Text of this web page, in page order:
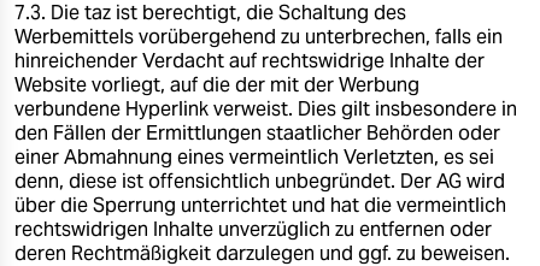
7.3. Die taz ist berechtigt, die Schaltung des
Werbemittels vorübergehend zu unterbrechen, falls ein
hinreichender Verdacht auf rechtswidrige Inhalte der
Website vorliegt, auf die der mit der Werbung
verbundene Hyperlink verweist. Dies gilt insbesondere in
den Fällen der Ermittlungen staatlicher Behörden oder
einer Abmahnung eines vermeintlich Verletzten, es sei
denn, diese ist offensichtlich unbegründet. Der AG wird
über die Sperrung unterrichtet und hat die vermeintlich
rechtswidrigen Inhalte unverzüglich zu entfernen oder
deren Rechtmäßigkeit darzulegen und ggf. zu beweisen.